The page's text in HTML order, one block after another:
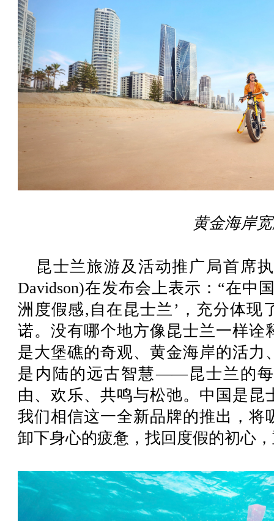
黄金海岸
昆士兰旅游及活动推广局首席
Davidson)在发布会上表示：“在中
洲度假感,自在昆士兰’，充分体现
诺。没有哪个地方像昆士兰一样诠
是大堡礁的奇观、黄金海岸的活力
是内陆的远古智慧——昆士兰的
由、欢乐、共鸣与松弛。中国是昆
我们相信这一全新品牌的推出，将
卸下身心的疲惫，找回度假的初心